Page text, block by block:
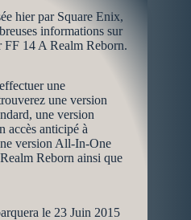
hier par Square Enix,
informations sur
FF 14 A Realm Reborn.
une
une version
une version
accès anticipé à
version All-In-One
Reborn ainsi que
le 23 Juin 2015